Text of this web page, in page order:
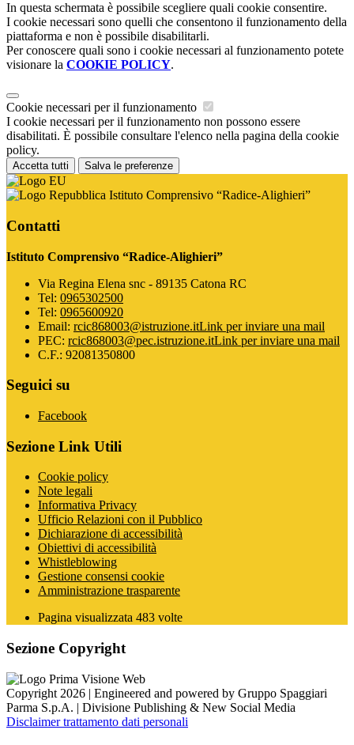
In questa schermata è possibile scegliere quali cookie consentire.
I cookie necessari sono quelli che consentono il funzionamento della
piattaforma e non è possibile disabilitarli.
Per conoscere quali sono i cookie necessari al funzionamento potete
visionare la COOKIE POLICY.
Cookie necessari per il funzionamento
I cookie necessari per il funzionamento non possono essere
disabilitati. È possibile consultare l'elenco nella pagina della cookie
policy.
Accetta tutti Salva le preferenze
Istituto Comprensivo “Radice-Alighieri”
Contatti
Istituto Comprensivo “Radice-Alighieri”
Via Regina Elena snc - 89135 Catona RC
Tel: 0965302500
Tel: 0965600920
Email: rcic868003@istruzione.itLink per inviare una mail
PEC: rcic868003@pec.istruzione.itLink per inviare una mail
C.F.: 92081350800
Seguici su
Facebook
Sezione Link Utili
Cookie policy
Note legali
Informativa Privacy
Ufficio Relazioni con il Pubblico
Dichiarazione di accessibilità
Obiettivi di accessibilità
Whistleblowing
Gestione consensi cookie
Amministrazione trasparente
Pagina visualizzata 483 volte
Sezione Copyright
Copyright 2026 | Engineered and powered by Gruppo Spaggiari
Parma S.p.A. | Divisione Publishing & New Social Media
Disclaimer trattamento dati personali